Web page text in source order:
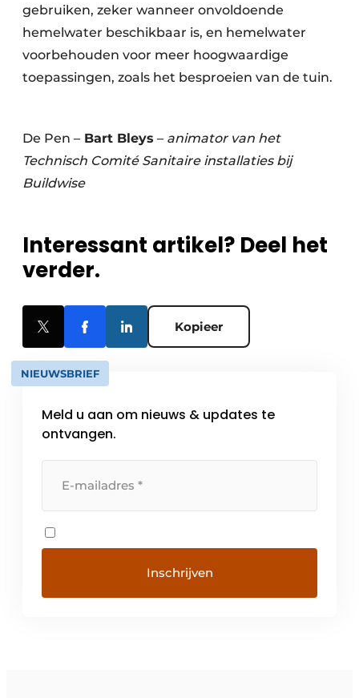
gebruiken, zeker wanneer onvoldoende
hemelwater beschikbaar is, en hemelwater
voorbehouden voor meer hoogwaardige
toepassingen, zoals het besproeien van de tuin.
De Pen – Bart Bleys – animator van het
Technisch Comité Sanitaire installaties bij
Buildwise
Interessant artikel? Deel het
verder.
Kopieer
NIEUWSBRIEF
Meld u aan om nieuws & updates te
ontvangen.